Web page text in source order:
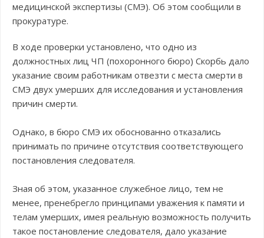
медицинской экспертизы (СМЭ). Об этом сообщили в
прокуратуре.
В ходе проверки установлено, что одно из
должностных лиц ЧП (похоронного бюро) Скорбь дало
указание своим работникам отвезти с места смерти в
СМЭ двух умерших для исследования и установления
причин смерти.
Однако, в бюро СМЭ их обоснованно отказались
принимать по причине отсутствия соответствующего
постановления следователя.
Зная об этом, указанное служебное лицо, тем не
менее, пренебрегло принципами уважения к памяти и
телам умерших, имея реальную возможность получить
такое постановление следователя, дало указание